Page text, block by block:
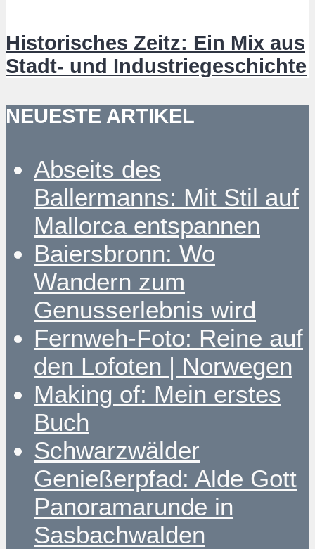
Historisches Zeitz: Ein Mix aus
Stadt- und Industriegeschichte
NEUESTE ARTIKEL
Abseits des
Ballermanns: Mit Stil auf
Mallorca entspannen
Baiersbronn: Wo
Wandern zum
Genusserlebnis wird
Fernweh-Foto: Reine auf
den Lofoten | Norwegen
Making of: Mein erstes
Buch
Schwarzwälder
Genießerpfad: Alde Gott
Panoramarunde in
Sasbachwalden